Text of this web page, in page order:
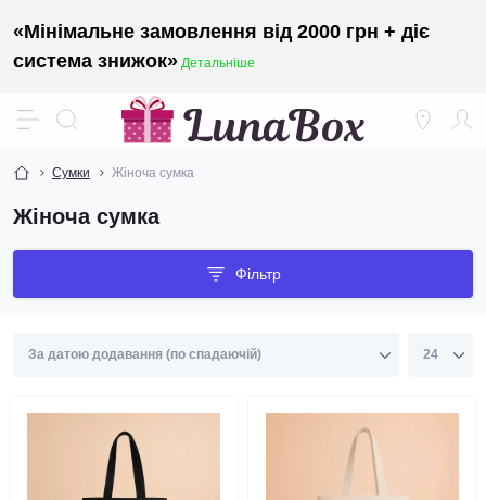
«Мінімальне замовлення від 2000 грн + діє
система знижок» Детальніше
Сумки Жіноча сумка
Жіноча сумка
Фільтр